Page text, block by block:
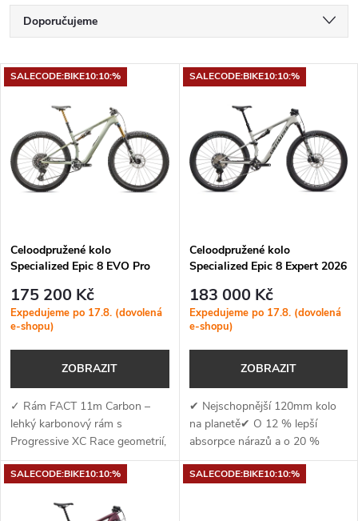
Ř
a
e
n
p
r
o
d
u
k
Doporučujeme
Nejdražší
Nejprodávanější
Abecedně
V
p
s
p
r
o
d
u
k
SALECODE:BIKE10:10:%
Celoodpružené kolo
Specialized Epic 8 EVO Pro
Green/Spruce/Metallic Spruce
175 200 Kč
Expedujeme po 17.8. (dovolená
e-shopu)
ZOBRAZIT
✓ Rám FACT 11m Carbon –
lehký karbonový rám s
Progressive XC Race geometrií,
vnitřním vedením a SWAT
úložným prostorem ✓ Vidlice
špičková 130mm vidlice se...
SALECODE:BIKE10:10:%
Celoodpružené kolo
Specialized Epic 8 Expert 2026
Obsidian
183 000 Kč
Expedujeme po 17.8. (dovolená
e-shopu)
ZOBRAZIT
✔ Nejschopnější 120mm kolo
na planetě✔ O 12 % lepší
absorpce nárazů a o 20 %
menší pohupování při šlapání✔
Ride Dynamics vyvinul
SALECODE:BIKE10:10:% SALECODE:BIKE10:10:%